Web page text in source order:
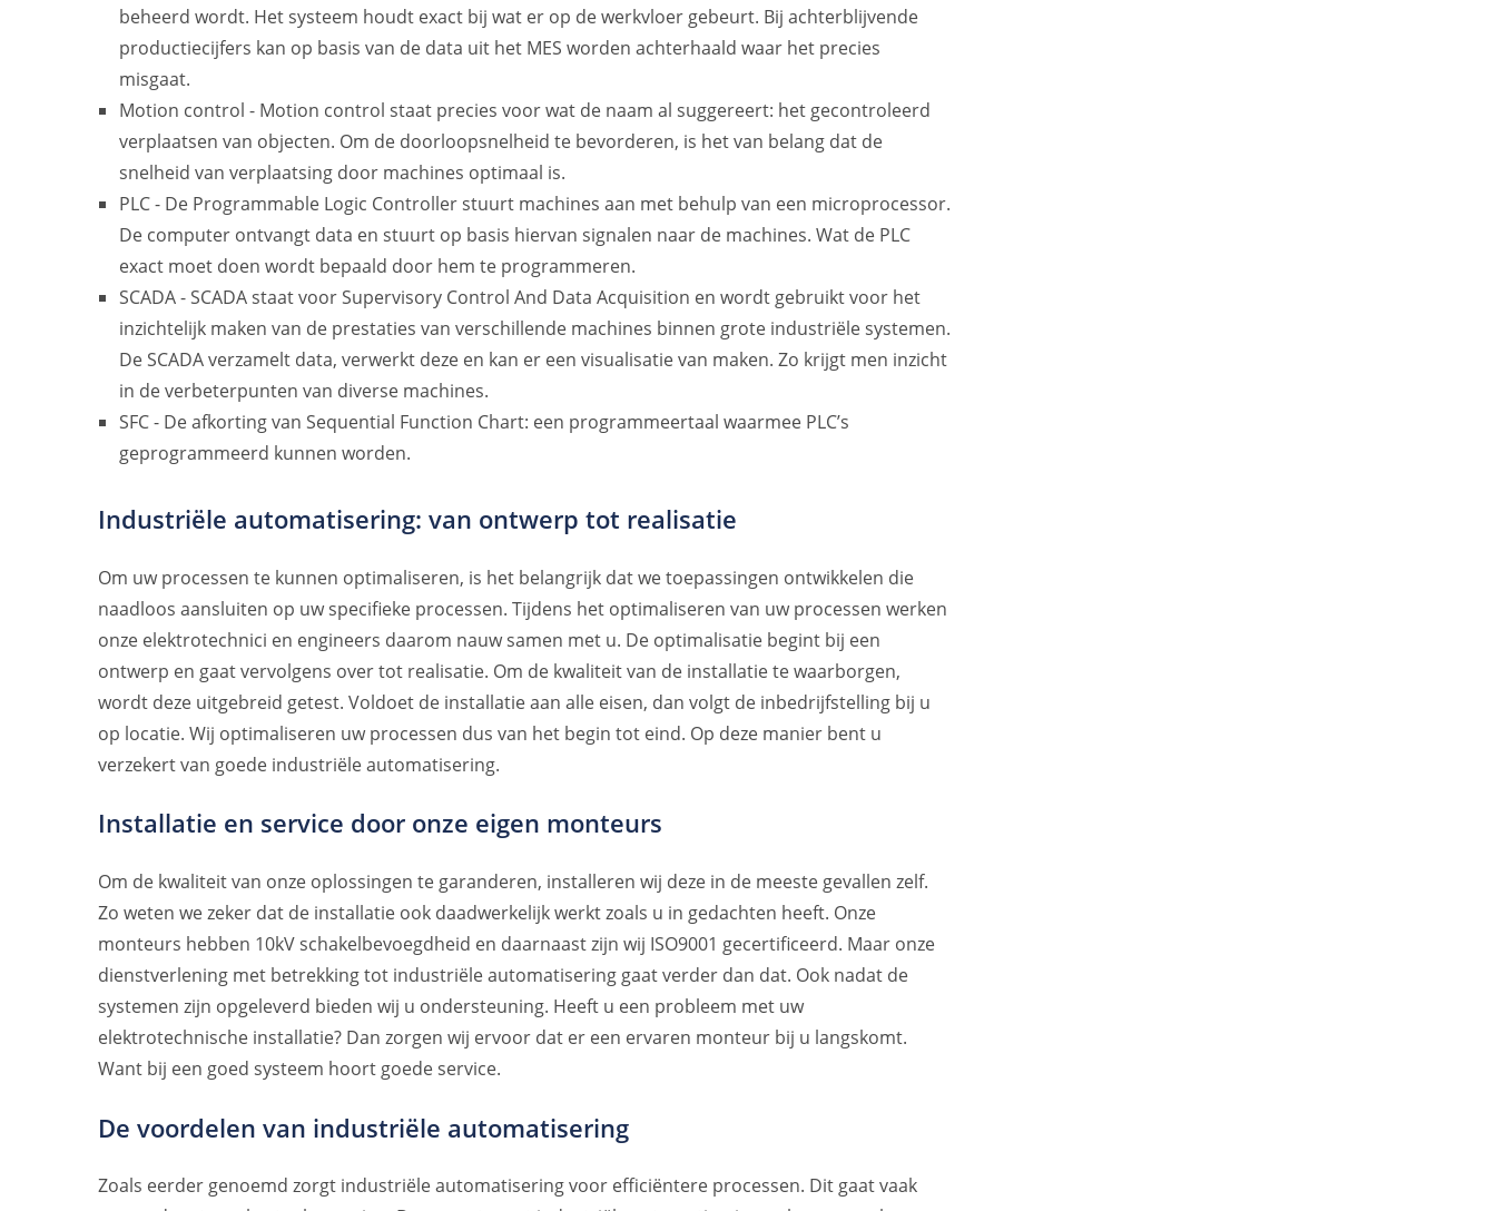
beheerd wordt. Het systeem houdt exact bij wat er op de werkvloer gebeurt. Bij achterblijvende
productiecijfers kan op basis van de data uit het MES worden achterhaald waar het precies
misgaat.
Motion control - Motion control staat precies voor wat de naam al suggereert: het gecontroleerd
verplaatsen van objecten. Om de doorloopsnelheid te bevorderen, is het van belang dat de
snelheid van verplaatsing door machines optimaal is.
PLC - De Programmable Logic Controller stuurt machines aan met behulp van een microprocessor.
De computer ontvangt data en stuurt op basis hiervan signalen naar de machines. Wat de PLC
exact moet doen wordt bepaald door hem te programmeren.
SCADA - SCADA staat voor Supervisory Control And Data Acquisition en wordt gebruikt voor het
inzichtelijk maken van de prestaties van verschillende machines binnen grote industriële systemen.
De SCADA verzamelt data, verwerkt deze en kan er een visualisatie van maken. Zo krijgt men inzicht
in de verbeterpunten van diverse machines.
SFC - De afkorting van Sequential Function Chart: een programmeertaal waarmee PLC’s
geprogrammeerd kunnen worden.
Industriële automatisering: van ontwerp tot realisatie
Om uw processen te kunnen optimaliseren, is het belangrijk dat we toepassingen ontwikkelen die
naadloos aansluiten op uw specifieke processen. Tijdens het optimaliseren van uw processen werken
onze elektrotechnici en engineers daarom nauw samen met u. De optimalisatie begint bij een
ontwerp en gaat vervolgens over tot realisatie. Om de kwaliteit van de installatie te waarborgen,
wordt deze uitgebreid getest. Voldoet de installatie aan alle eisen, dan volgt de inbedrijfstelling bij u
op locatie. Wij optimaliseren uw processen dus van het begin tot eind. Op deze manier bent u
verzekert van goede industriële automatisering.
Installatie en service door onze eigen monteurs
Om de kwaliteit van onze oplossingen te garanderen, installeren wij deze in de meeste gevallen zelf.
Zo weten we zeker dat de installatie ook daadwerkelijk werkt zoals u in gedachten heeft. Onze
monteurs hebben 10kV schakelbevoegdheid en daarnaast zijn wij ISO9001 gecertificeerd. Maar onze
dienstverlening met betrekking tot industriële automatisering gaat verder dan dat. Ook nadat de
systemen zijn opgeleverd bieden wij u ondersteuning. Heeft u een probleem met uw
elektrotechnische installatie? Dan zorgen wij ervoor dat er een ervaren monteur bij u langskomt.
Want bij een goed systeem hoort goede service.
De voordelen van industriële automatisering
Zoals eerder genoemd zorgt industriële automatisering voor efficiëntere processen. Dit gaat vaak